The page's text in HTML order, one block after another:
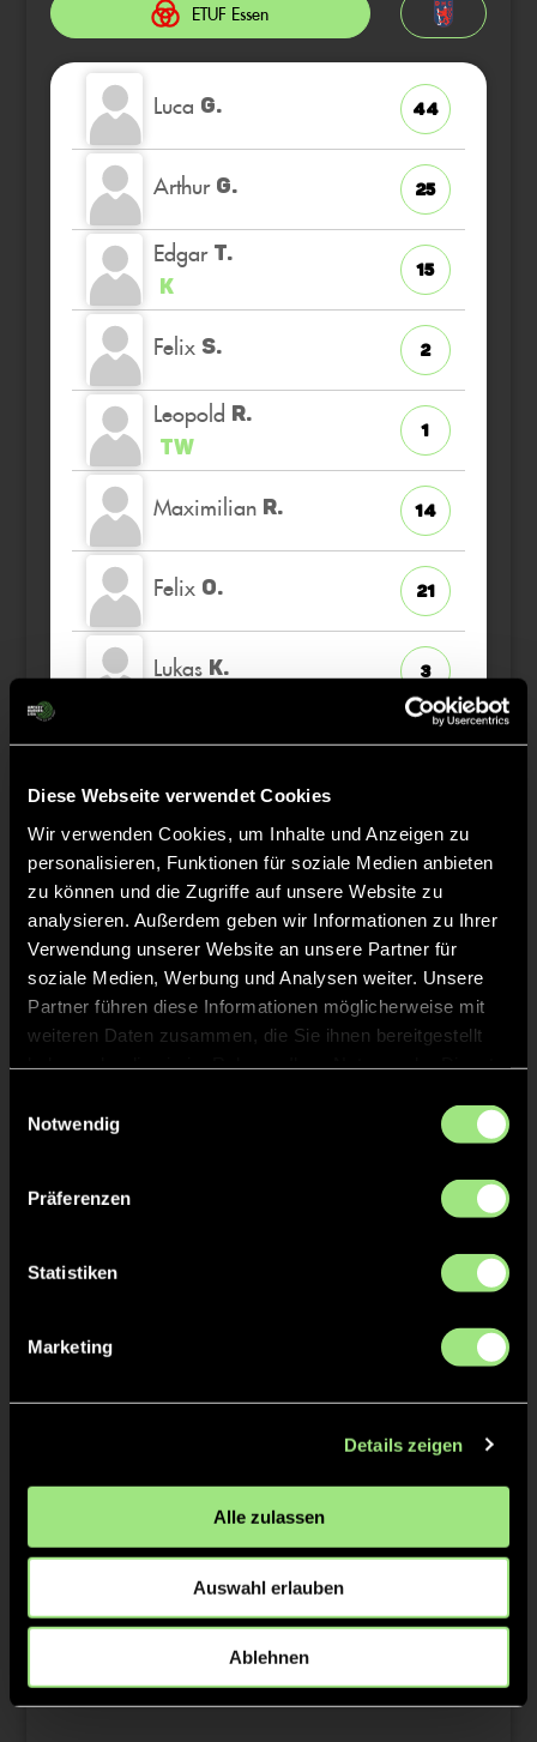
Diese Webseite verwendet Cookies
Wir verwenden Cookies, um Inhalte und Anzeigen zu
personalisieren, Funktionen für soziale Medien anbieten
zu können und die Zugriffe auf unsere Website zu
analysieren. Außerdem geben wir Informationen zu Ihrer
Verwendung unserer Website an unsere Partner für
soziale Medien, Werbung und Analysen weiter. Unsere
Partner führen diese Informationen möglicherweise mit
weiteren Daten zusammen, die Sie ihnen bereitgestellt
Notwendig
Präferenzen
Statistiken
Marketing
Details zeigen
Alle zulassen
Auswahl erlauben
Ablehnen
ETUF Essen
Luca G. 44
Arthur G. 25
Edgar T.
K
15
Felix S. 2
Leopold R.
TW
1
Maximilian R. 14
Felix O. 21
Lukas K. 3
Wilhelm S. 6
Ferdinand G. 10
Ferdinand 22
Milo S.
Staff
TW = Torwart & ETW = Ersatztorwart, K = Kapitän
2/4
4/4
0:2 44’